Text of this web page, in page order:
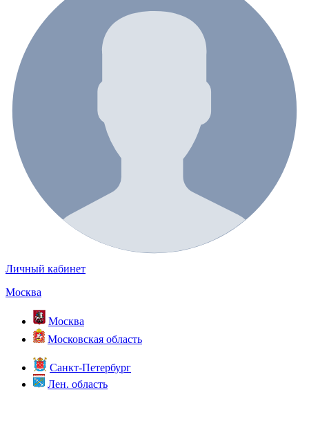
Личный кабинет
Москва
Москва
Московская область
Санкт-Петербург
Лен. область